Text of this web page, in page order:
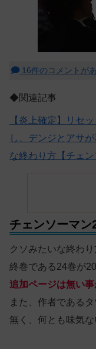
16件のコメントが
◆関連記事
【炎上確定】リセ
し、デンジとアサ
な終わり方【チェン
チェンソーマン
クソみたいな終わ
終巻である24巻が
追加ページは無い事
また、作者である
無く、何とも味気な